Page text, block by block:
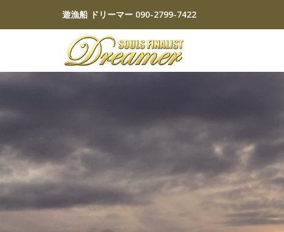
コ
ン
へ
キ
プ
遊漁船 ドリーマー 090-2799-7422